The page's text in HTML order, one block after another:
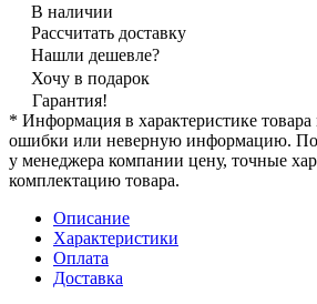
В наличии
Рассчитать доставку
Нашли дешевле?
Хочу в подарок
Гарантия!
* Информация в характеристике
ошибки или неверную информацию.
у менеджера компании цену, точные
комплектацию товара.
Описание
Характеристики
Оплата
Доставка